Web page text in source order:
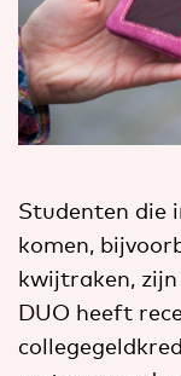
Studenten die
komen,
kwijtraken,
DUO heeft